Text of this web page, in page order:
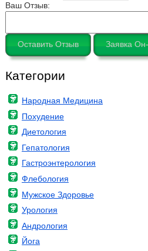
Ваш Отзыв:
Оставить Отзыв Заявка
Категории
Народная Медицина
Похудение
Диетология
Гепатология
Гастроэнтерология
Флебология
Мужское Здоровье
Урология
Андрология
Йога